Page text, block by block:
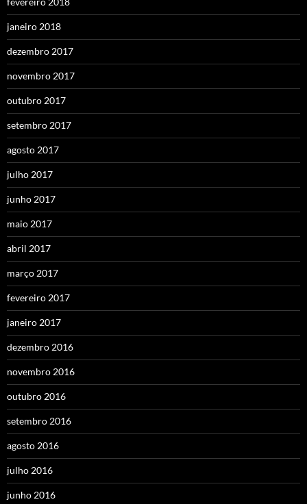
janeiro 2018
dezembro 2017
novembro 2017
outubro 2017
setembro 2017
agosto 2017
julho 2017
junho 2017
maio 2017
abril 2017
março 2017
fevereiro 2017
janeiro 2017
dezembro 2016
novembro 2016
outubro 2016
setembro 2016
agosto 2016
julho 2016
junho 2016